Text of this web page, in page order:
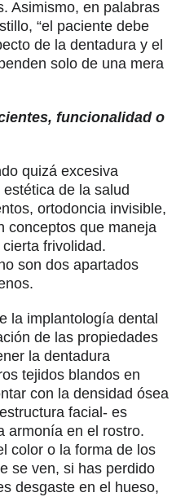
Asimismo, en palabras
“el paciente debe
de la dentadura y el
solo de una mera
funcionalidad o
quizá excesiva
de la salud
ortodoncia invisible,
conceptos que maneja
frivolidad.
son dos apartados
la implantología dental
de las propiedades
la dentadura
tejidos blandos en
con la densidad ósea
facial- es
armonía en el rostro.
color o la forma de los
se ven, si has perdido
desgaste en el hueso,